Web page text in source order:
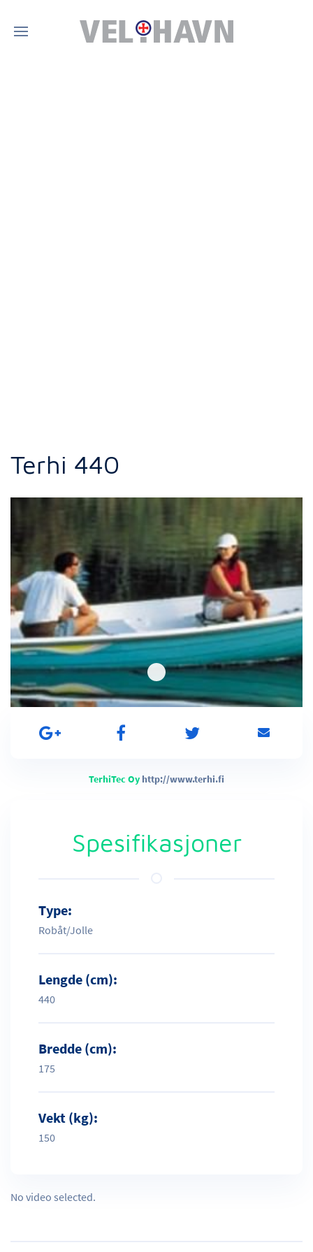
Terhi 440
TerhiTec Oy http://www.terhi.fi
Spesifikasjoner
Type:
Robåt/Jolle
Lengde (cm):
440
Bredde (cm):
175
Vekt (kg):
150
No video selected.